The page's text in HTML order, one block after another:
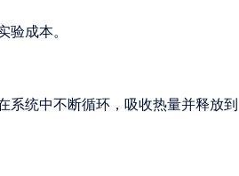
验成本。
系统中不断循环，吸收热量并释放到